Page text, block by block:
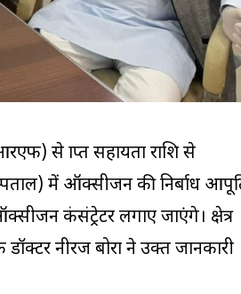
से प्राप्त सहायता राशि से
में ऑक्सीजन की निर्बाध
कंसंट्रेटर लगाए जाएंगे। क्षेत्र
नीरज बोरा ने उक्त जानकारी